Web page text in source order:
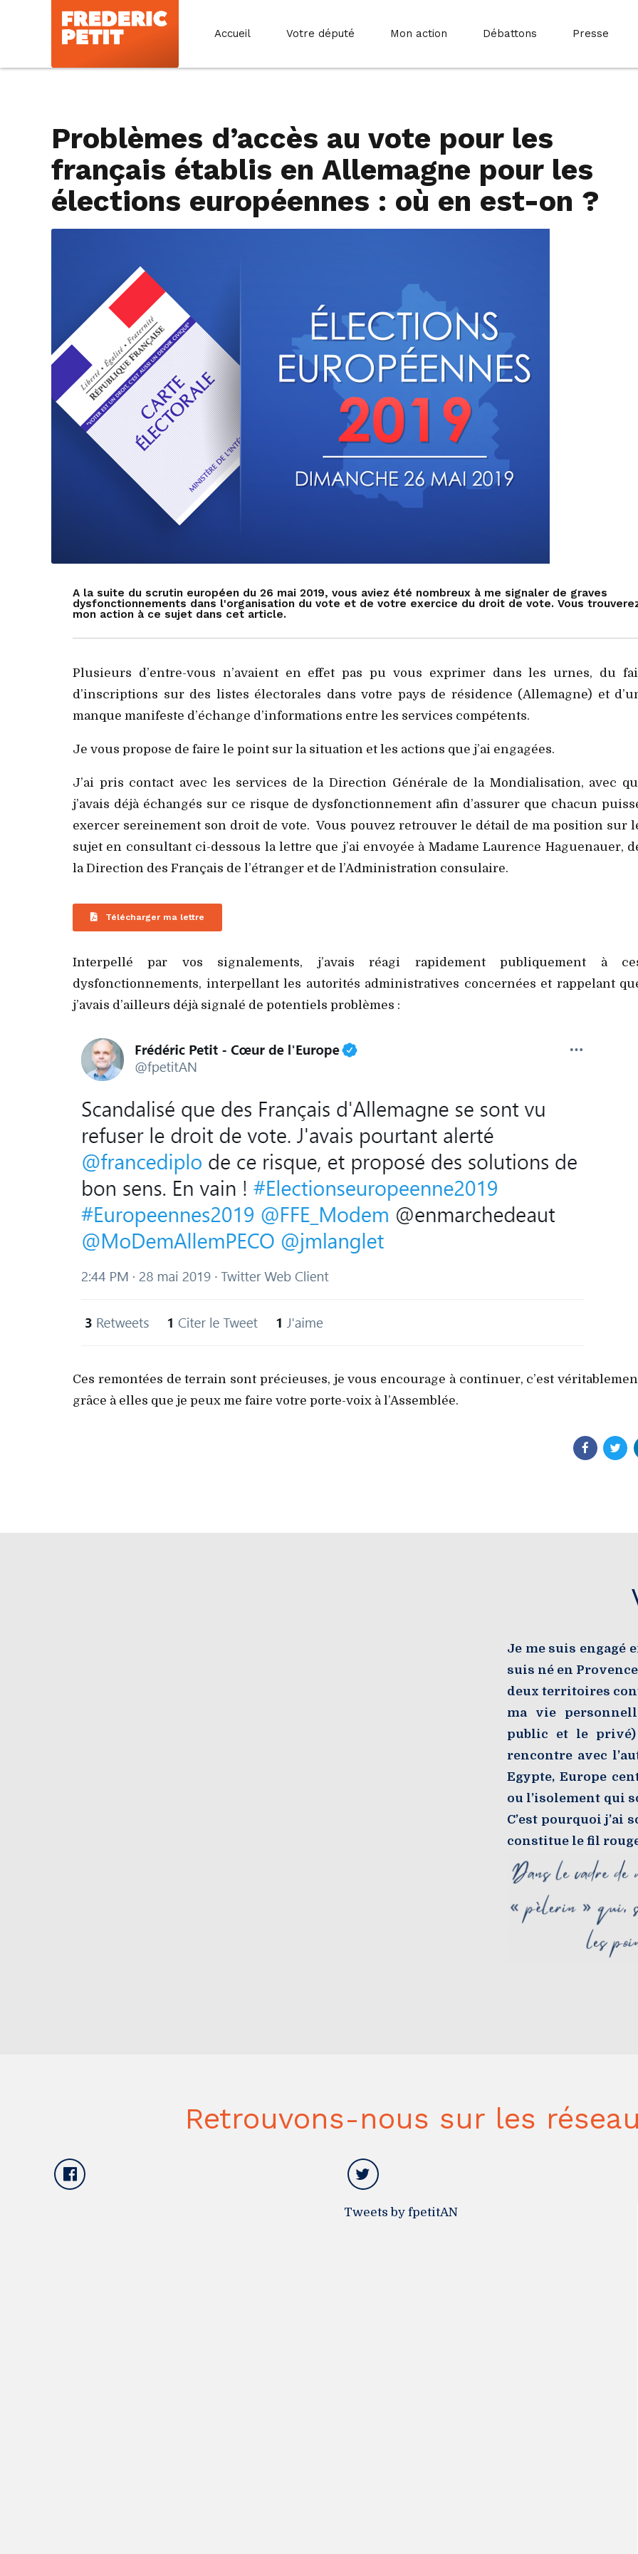
Accueil Votre député Mon action Débattons Presse
Problèmes d’accès au vote pour les
français établis en Allemagne pour les
élections européennes : où en est-on ?
A la suite du scrutin européen du 26 mai 2019, vous aviez été nombreux à me signaler de graves
dysfonctionnements dans l'organisation du vote et de votre exercice du droit de vote. Vous
mon action à ce sujet dans cet article.
Plusieurs d’entre-vous n’avaient en effet pas pu vous exprimer dans les urnes, du
d’inscriptions sur des listes électorales dans votre pays de résidence (Allemagne) et
manque manifeste d’échange d’informations entre les services compétents.
Je vous propose de faire le point sur la situation et les actions que j’ai engagées.
J’ai pris contact avec les services de la Direction Générale de la Mondialisation, avec
j’avais déjà échangés sur ce risque de dysfonctionnement afin d’assurer que chacun
exercer sereinement son droit de vote. Vous pouvez retrouver le détail de ma position sur
sujet en consultant ci-dessous la lettre que j’ai envoyée à Madame Laurence Haguenauer,
la Direction des Français de l’étranger et de l’Administration consulaire.
Télécharger ma lettre
Interpellé par vos signalements, j’avais réagi rapidement publiquement à
dysfonctionnements, interpellant les autorités administratives concernées et rappelant
j’avais d’ailleurs déjà signalé de potentiels problèmes :
Ces remontées de terrain sont précieuses, je vous encourage à continuer, c’est
grâce à elles que je peux me faire votre porte-voix à l’Assemblée.
Je me suis engagé
suis né en
deux territoires
ma vie
public et le
rencontre avec
Egypte, Europe
ou l’isolement qui
C’est pourquoi j’ai
constitue le fil
Retrouvons-nous sur les
Tweets by fpetitAN